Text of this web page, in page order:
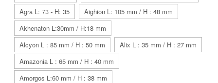
Agra L: 73 - H: 35
Aighion L: 105 mm / H : 48 mm
Akhenaton L:30mm / H:18 mm
Alcyon L : 85 mm / H : 50 mm
Alix L : 35 mm / H : 27 mm
Amazonia L : 65 mm / H : 40 mm
Amorgos L:60 mm / H : 38 mm